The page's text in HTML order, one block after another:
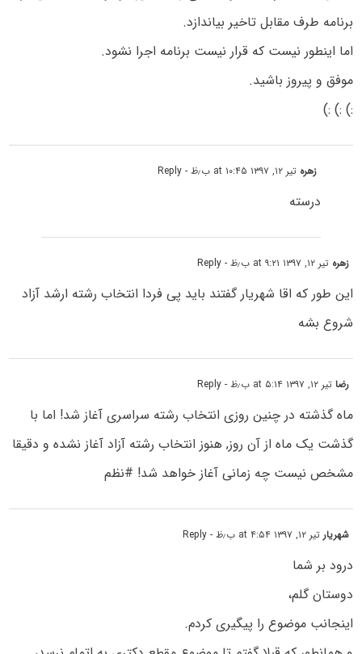
برنامه طرف مقابل تاخیر بیاندازد.
اما اینطور نیست که قرار نیست برنامه اجرا نشود.
موفق و پیروز باشید.
:) :) :)
زهره تیر ۱۲, ۱۳۹۷ at ۱۰:۴۵ ب٫ظ - Reply
درسته
زهره تیر ۱۲, ۱۳۹۷ at ۹:۲۱ ب٫ظ - Reply
این طور که اقا شهریار گفتند باید پی فردا انتخاب رشته ارشد آزاد
شروع بشه
رضاتیر ۱۲, ۱۳۹۷ at ۵:۱۴ ب٫ظ - Reply
ماه گذشته در چنین روزی انتخاب رشته سراسری آغاز شد! اما با
گذشت یک ماه از آن روز, هنوز انتخاب رشته آزاد آغاز نشده و دقیقا
مشخص نیست چه زمانی آغاز خواهد شد! #نظم
شهریارتیر ۱۲, ۱۳۹۷ at ۴:۵۴ ب٫ظ - Reply
درود بر شما
دوستان گلم،
اینجانب موضوع را پیگیری کردم.